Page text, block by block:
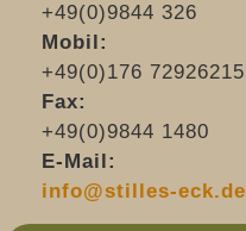
+49(0)9844 326
Mobil:
+49(0)176 72926215
Fax:
+49(0)9844 1480
E-Mail:
info@stilles-eck.de